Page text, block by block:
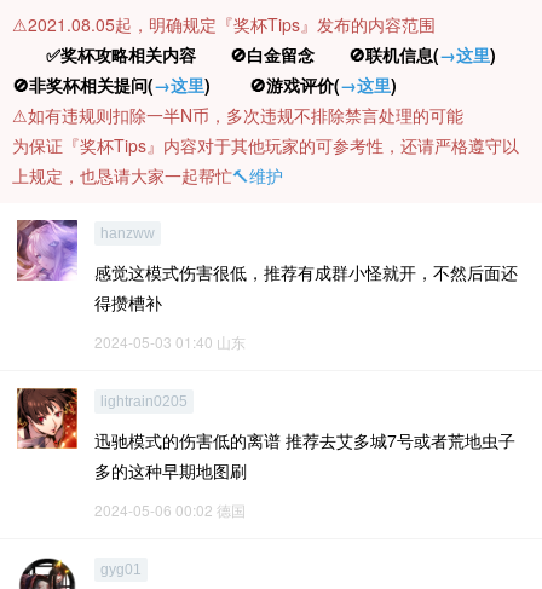
⚠️2021.08.05起，明确规定『奖杯Tips』发布的内容范围
✅奖杯攻略相关内容 🚫白金留念 🚫联机信息(→这里)
🚫非奖杯相关提问(→这里) 🚫游戏评价(→这里)
⚠️如有违规则扣除一半N币，多次违规不排除禁言处理的可能
为保证『奖杯Tips』内容对于其他玩家的可参考性，还请严格遵守以
上规定，也恳请大家一起帮忙🔨维护
hanzww
感觉这模式伤害很低，推荐有成群小怪就开，不然后面还
得攒槽补
2024-05-03 01:40 山东
lightrain0205
迅驰模式的伤害低的离谱 推荐去艾多城7号或者荒地虫子
多的这种早期地图刷
2024-05-06 00:02 德国
gyg01